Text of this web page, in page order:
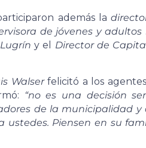
además la
de jóvenes y adultos
y el Director de
Walserfelicitó a los
“no es una decisión
de la municipalidad
Piensen en su